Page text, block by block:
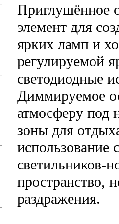
Приглушённое
элемент для
ярких ламп и
регулируемой
светодиодные
Диммируемое
атмосферу под
зоны для
использование
светильников-
пространство,
раздражения.